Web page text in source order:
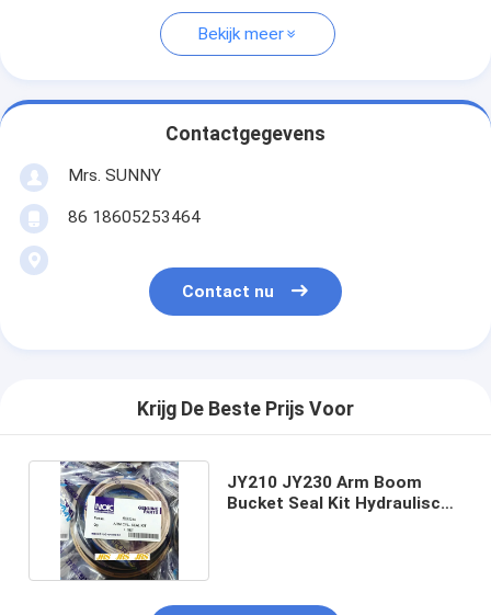
Bekijk meer
Contactgegevens
Mrs. SUNNY
86 18605253464
Contact nu
Krijg De Beste Prijs Voor
JY210 JY230 Arm Boom
Bucket Seal Kit Hydraulische